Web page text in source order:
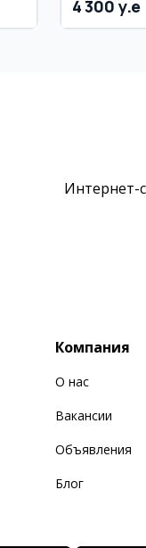
по
4 300 y.e
Интернет-
Компания
О нас
Вакансии
Объявления
Блог